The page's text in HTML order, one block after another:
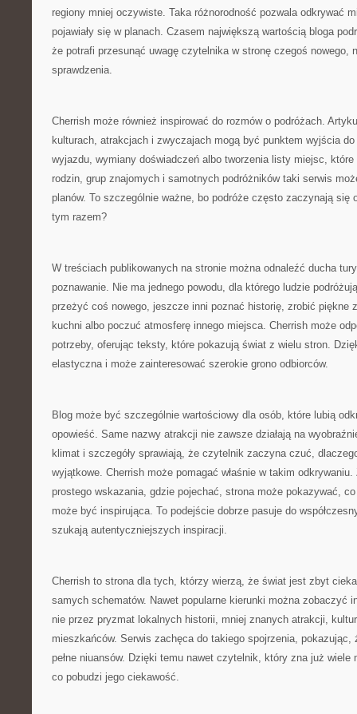
regiony mniej oczywiste. Taka różnorodność pozwala odkrywać
pojawiały się w planach. Czasem największą wartością bloga
że potrafi przesunąć uwagę czytelnika w stronę czegoś nowego,
sprawdzenia.
Cherrish może również inspirować do rozmów o podróżach.
kulturach, atrakcjach i zwyczajach mogą być punktem wyjścia do
wyjazdu, wymiany doświadczeń albo tworzenia listy miejsc,
rodzin, grup znajomych i samotnych podróżników taki serwis
planów. To szczególnie ważne, bo podróże często zaczynają się
tym razem?
W treściach publikowanych na stronie można odnaleźć ducha
poznawanie. Nie ma jednego powodu, dla którego ludzie
przeżyć coś nowego, jeszcze inni poznać historię, zrobić piękne
kuchni albo poczuć atmosferę innego miejsca. Cherrish może
potrzeby, oferując teksty, które pokazują świat z wielu stron.
elastyczna i może zainteresować szerokie grono odbiorców.
Blog może być szczególnie wartościowy dla osób, które lubią
opowieść. Same nazwy atrakcji nie zawsze działają na
klimat i szczegóły sprawiają, że czytelnik zaczyna czuć,
wyjątkowe. Cherrish może pomagać właśnie w takim
prostego wskazania, gdzie pojechać, strona może pokazywać,
może być inspirująca. To podejście dobrze pasuje do
szukają autentyczniejszych inspiracji.
Cherrish to strona dla tych, którzy wierzą, że świat jest zbyt
samych schematów. Nawet popularne kierunki można zobaczyć
nie przez pryzmat lokalnych historii, mniej znanych atrakcji,
mieszkańców. Serwis zachęca do takiego spojrzenia, pokazując,
pełne niuansów. Dzięki temu nawet czytelnik, który zna już
co pobudzi jego ciekawość.